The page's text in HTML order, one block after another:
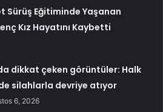
Sürüş Eğitiminde Yaşanan
Kız Hayatını Kaybetti
dikkat çeken görüntüler: Halk
silahlarla devriye atıyor
6, 2026